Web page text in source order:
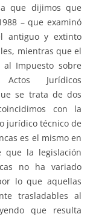
que dijimos que
– que examinó
antiguo y extinto
mientras que el
Impuesto sobre
Jurídicos
se trata de dos
con la
jurídico técnico de
es el mismo en
que la legislación
no ha variado
lo que aquellas
trasladables al
que resulta